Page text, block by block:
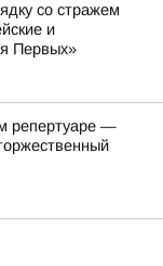
со стражем
и
Первых»
репертуаре —